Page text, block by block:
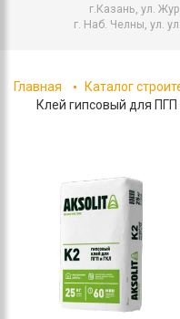
г.Казань, ул.
г. Наб. Челны, ул.
Главная Каталог
Клей гипсовый для ПГП